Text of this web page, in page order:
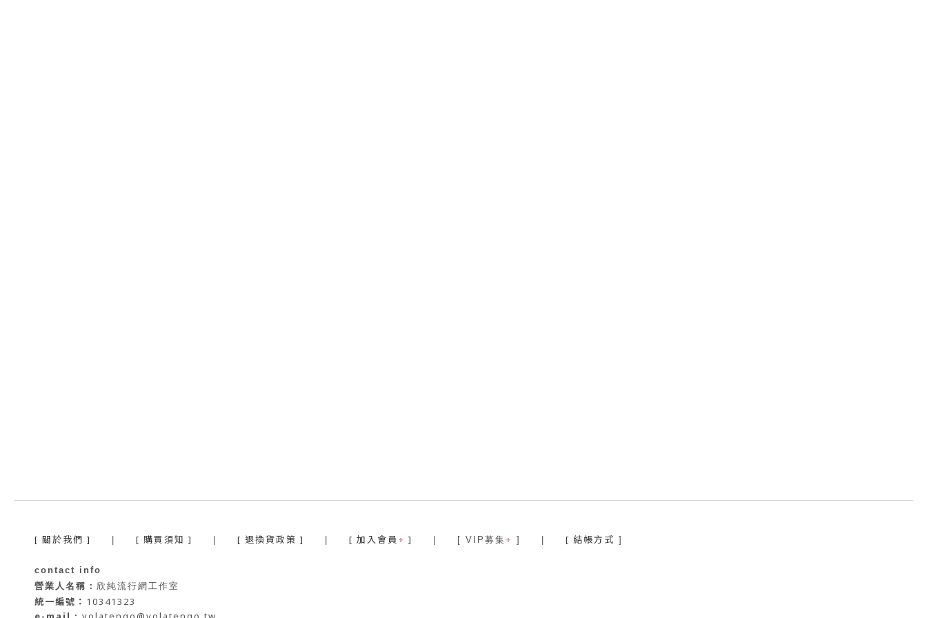
[ 關於我們 ] [ 購買須知 ] [ 退換貨政策 ] [ 加入會員 + ] | [ VIP募集 + ] [ 結帳方式 ]
contact info
營業人名稱： 欣純流行網工作室
統一編號： 10341323